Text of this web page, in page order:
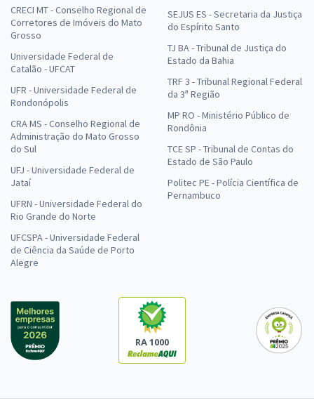
CRECI MT - Conselho Regional de
Corretores de Imóveis do Mato
Grosso
Universidade Federal de
Catalão - UFCAT
UFR - Universidade Federal de
Rondonópolis
CRA MS - Conselho Regional de
Administração do Mato Grosso
do Sul
UFJ - Universidade Federal de
Jataí
UFRN - Universidade Federal do
Rio Grande do Norte
UFCSPA - Universidade Federal
de Ciência da Saúde de Porto
Alegre
SEJUS ES - Secretaria da Justiça
do Espírito Santo
TJ BA - Tribunal de Justiça do
Estado da Bahia
TRF 3 - Tribunal Regional Federal
da 3ª Região
MP RO - Ministério Público de
Rondônia
TCE SP - Tribunal de Contas do
Estado de São Paulo
Politec PE - Polícia Científica de
Pernambuco
RA 1000